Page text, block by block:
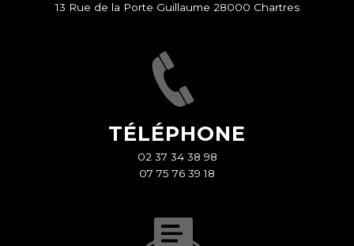
13 Rue de la Porte Guillaume 28000 Chartres
TÉLÉPHONE
02 37 34 38 98
07 75 76 39 18